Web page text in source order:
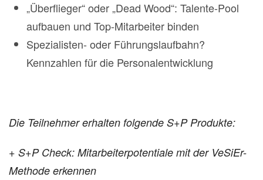
„Überflieger“ oder „Dead Wood“: Talente-Pool
aufbauen und Top-Mitarbeiter binden
Spezialisten- oder Führungslaufbahn?
Kennzahlen für die Personalentwicklung
Die Teilnehmer erhalten folgende S+P Produkte:
+ S+P Check: Mitarbeiterpotentiale mit der VeSiEr-
Methode erkennen